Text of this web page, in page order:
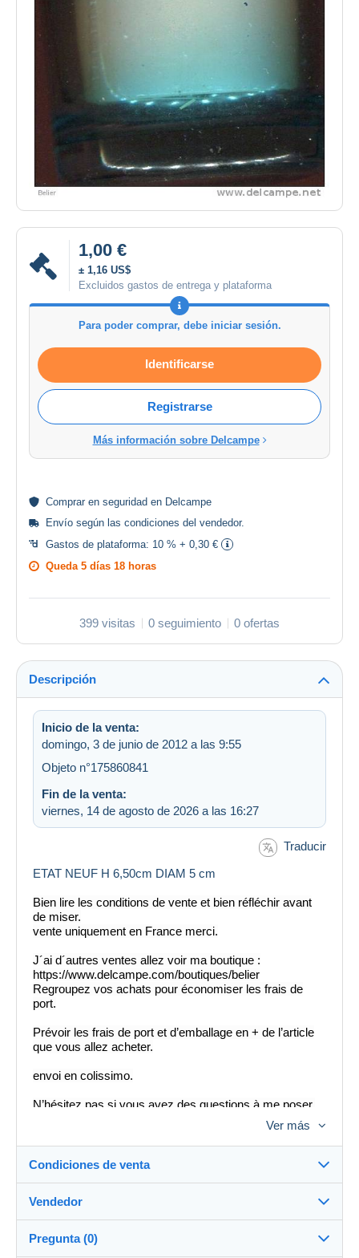
1,00 €
± 1,16 US$
Excluidos gastos de entrega y plataforma
Para poder comprar, debe iniciar sesión.
Identificarse
Registrarse
Más información sobre Delcampe
Comprar en seguridad en Delcampe
Envío según las condiciones del vendedor.
Gastos de plataforma: 10 % + 0,30 €
Queda 5 días 18 horas
399 visitas 0 seguimiento 0 ofertas
Descripción
Inicio de la venta:
domingo, 3 de junio de 2012 a las 9:55
Objeto n°175860841
Fin de la venta:
viernes, 14 de agosto de 2026 a las 16:27
Traducir
ETAT NEUF H 6,50cm DIAM 5 cm
Bien lire les conditions de vente et bien réfléchir avant
de miser.
vente uniquement en France merci.
J´ai d´autres ventes allez voir ma boutique :
https://www.delcampe.com/boutiques/belier
Regroupez vos achats pour économiser les frais de
port.
Prévoir les frais de port et d’emballage en + de l’article
que vous allez acheter.
envoi en colissimo.
N’hésitez pas si vous avez des questions à me poser.
Envoi sous 4 jours au delà de se délai je préviens
Delcampe et je pose une note négative et l’article est
remit en vente automatiquement.
MERCI
///////////////////////////////////////////////////////////////////////////////////////////
//////////////////////////////////////////
Ver más
Condiciones de venta
Destino:
Ver la lista de países
Vendedor
Pregunta (0)